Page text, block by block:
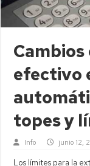
efectivo
topes y
Info junio 12,
Los límites para la